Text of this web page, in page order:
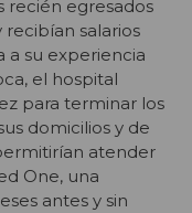
recién egresados
recibían salarios
a su experiencia
el hospital
para terminar los
domicilios y de
atender
One, una
antes y sin